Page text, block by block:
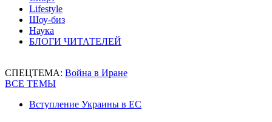
Lifestyle
Шоу-биз
Наука
БЛОГИ ЧИТАТЕЛЕЙ
СПЕЦТЕМА: Война в Иране
ВСЕ ТЕМЫ
Вступление Украины в ЕС